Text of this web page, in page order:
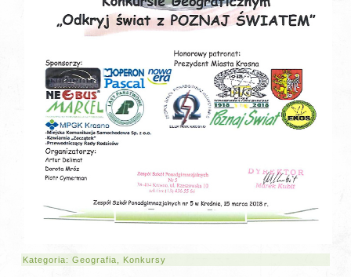
Kategoria:Geografia Konkursy